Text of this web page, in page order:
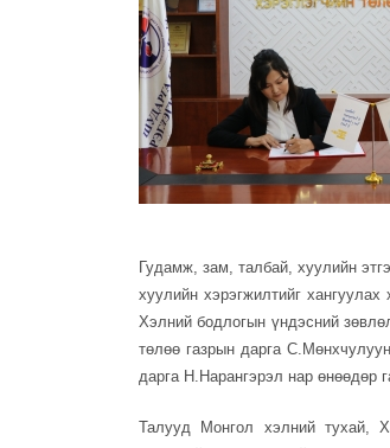
Гудамж, зам, талбай, хуулийн
хуулийн хэрэгжилтийг
Хэлний бодлогын үндэсний
төлөө газрын дарга
дарга Н.Нарангэрэл нар өнөөдөр
Талууд Монгол хэлний тухай,